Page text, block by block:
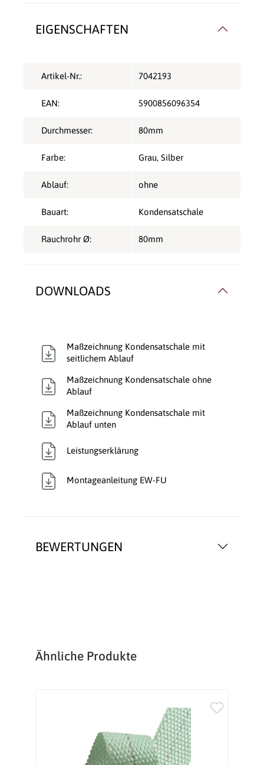
BEWERTUNGEN
EIGENSCHAFTEN
Artikel-Nr.: 7042193
EAN: 5900856096354
Durchmesser: 80mm
Farbe: Grau, Silber
Ablauf: ohne
Bauart: Kondensatschale
Rauchrohr Ø: 80mm
DOWNLOADS
Maßzeichnung Kondensatschale mit
seitlichem Ablauf
Maßzeichnung Kondensatschale ohne
Ablauf
Maßzeichnung Kondensatschale mit
Ablauf unten
Leistungserklärung
Montageanleitung EW-FU
Produktgalerie überspringen
Ähnliche Produkte